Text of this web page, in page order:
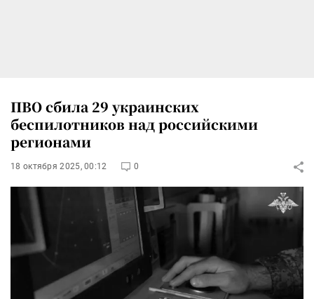
ПВО сбила 29 украинских
беспилотников над российскими
регионами
18 октября 2025, 00:12 0